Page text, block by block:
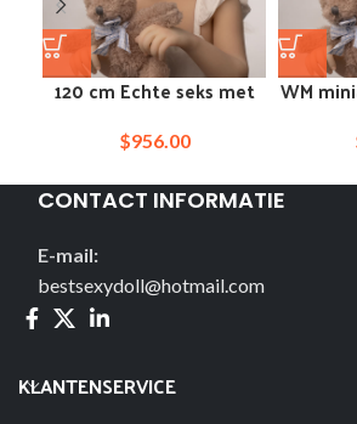
120 cm Echte seks met
sekspop
$956.00
WM
CONTACT INFORMATIE
E-mail:
bestsexydoll@hotmail.com
KLANTENSERVICE